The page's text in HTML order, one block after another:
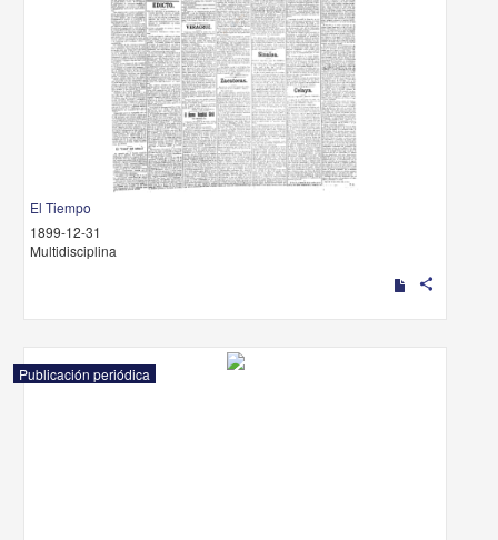
El Tiempo
1899-12-31
Multidisciplina
share
Publicación periódica